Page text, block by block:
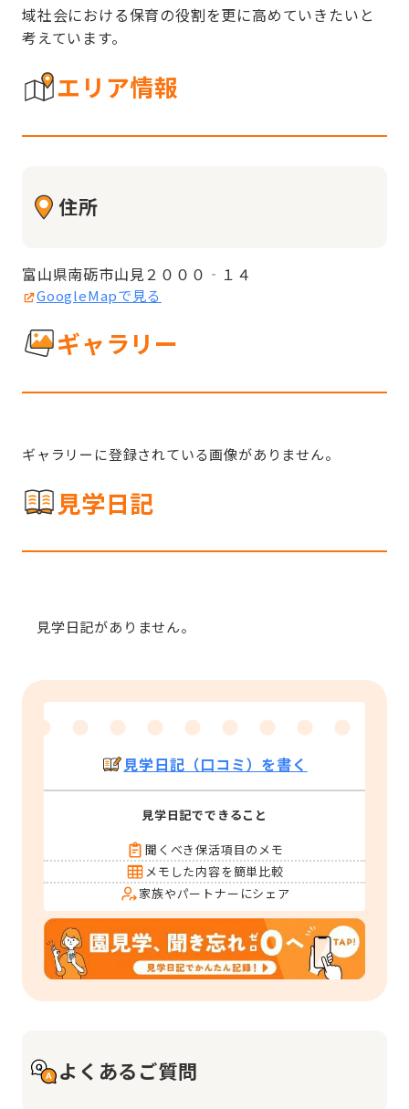
域社会における保育の役割を更に高めていきたいと
考えています。
エリア情報
住所
富山県南砺市山見２０００‐１４
GoogleMapで見る
ギャラリー
ギャラリーに登録されている画像がありません。
見学日記
見学日記がありません。
見学日記（口コミ）を書く
見学日記でできること
聞くべき保活項目のメモ
メモした内容を簡単比較
家族やパートナーにシェア
よくあるご質問